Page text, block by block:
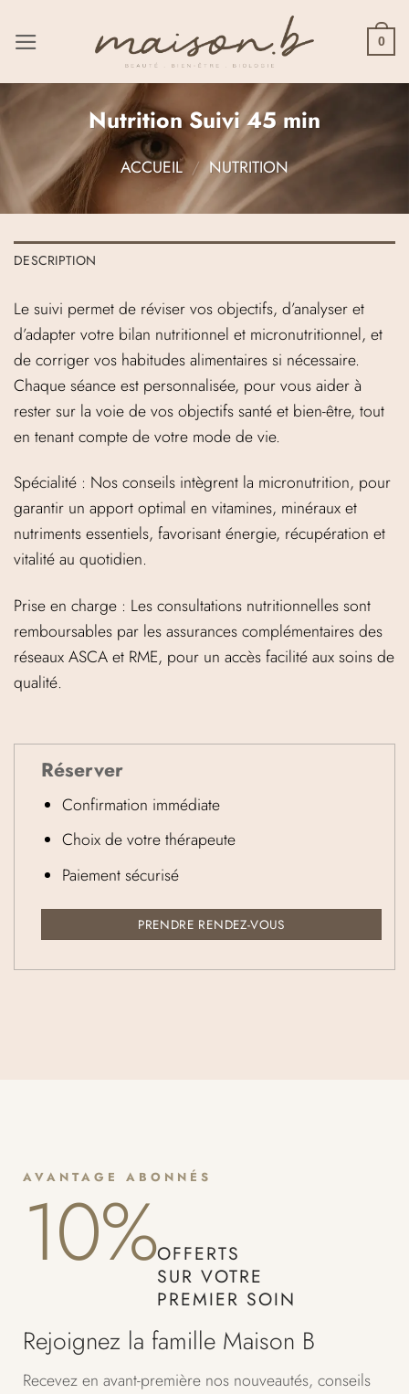
0
Nutrition Suivi 45 min
ACCUEIL / NUTRITION
DESCRIPTION
Le suivi permet de réviser vos objectifs, d’analyser et
d’adapter votre bilan nutritionnel et micronutritionnel, et
de corriger vos habitudes alimentaires si nécessaire.
Chaque séance est personnalisée, pour vous aider à
rester sur la voie de vos objectifs santé et bien-être, tout
en tenant compte de votre mode de vie.
Spécialité : Nos conseils intègrent la micronutrition, pour
garantir un apport optimal en vitamines, minéraux et
nutriments essentiels, favorisant énergie, récupération et
vitalité au quotidien.
Prise en charge : Les consultations nutritionnelles sont
remboursables par les assurances complémentaires des
réseaux ASCA et RME, pour un accès facilité aux soins de
qualité.
Réserver
Confirmation immédiate
Choix de votre thérapeute
Paiement sécurisé
PRENDRE RENDEZ-VOUS
AVANTAGE ABONNÉS
10%OFFERTS
SUR VOTRE
PREMIER SOIN
Rejoignez la famille Maison B
Recevez en avant-première nos nouveautés, conseils